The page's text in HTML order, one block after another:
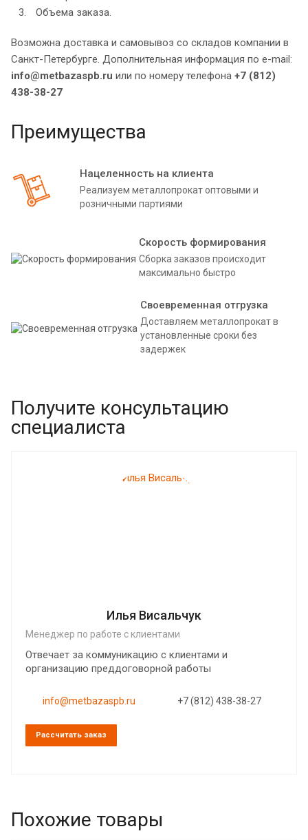
Объема заказа.
Возможна доставка и самовывоз со складов компании в
Санкт-Петербурге. Дополнительная информация по e-mail:
info@metbazaspb.ru или по номеру телефона +7 (812)
438-38-27
Преимущества
Нацеленность на клиента
Реализуем металлопрокат оптовыми и
розничными партиями
Скорость формирования
Сборка заказов происходит
максимально быстро
Своевременная отгрузка
Доставляем металлопрокат в
установленные сроки без
задержек
Получите консультацию
специалиста
Илья Висальчук
Менеджер по работе с клиентами
Отвечает за коммуникацию с клиентами и
организацию преддоговорной работы
info@metbazaspb.ru +7 (812) 438-38-27
Рассчитать заказ
Похожие товары